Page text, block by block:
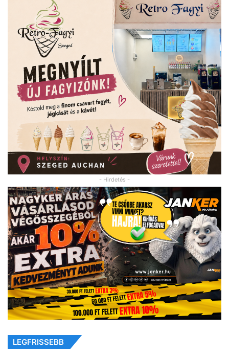
- Hirdetés -
LEGFRISSEBB